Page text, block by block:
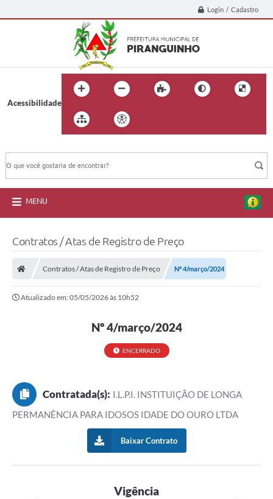
Login / Cadastro
Acessibilidade
MENU
Contratos / Atas de Registro de Preço
Contratos / Atas de Registro de Preço Nº 4/março/2024
Atualizado em: 05/05/2026 às 10h52
Nº 4/março/2024
ENCERRADO
Contratada(s): I.L.P.I. INSTITUIÇÃO DE LONGA
PERMANÊNCIA PARA IDOSOS IDADE DO OURO LTDA
Baixar Contrato
Vigência